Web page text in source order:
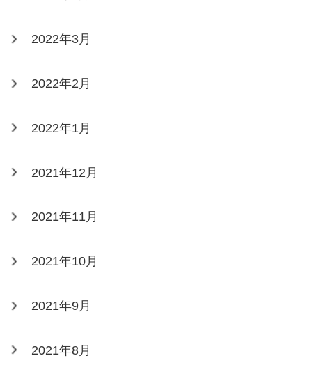
2022年3月
2022年2月
2022年1月
2021年12月
2021年11月
2021年10月
2021年9月
2021年8月